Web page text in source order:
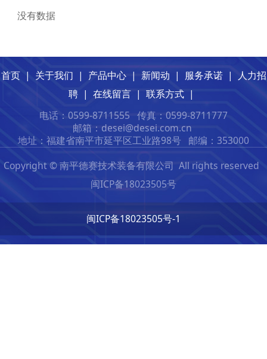
没有数据
首页| 关于我们 | 产品中心| 新闻动 | 服务承诺|
人力招
聘| 在线留言| 联系方式|
电话：0599-8711555 传真：0599-8711777
邮箱：desei@desei.com.cn
地址：福建省南平市延平区工业路98号 邮编：353000
Copyright © 南平德赛技术装备有限公司 All rights reserved
闽ICP备18023505号
闽ICP备18023505号-1